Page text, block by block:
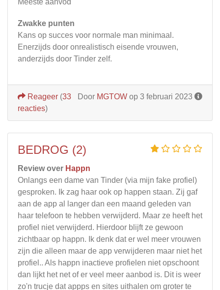
Zwakke punten
Kans op succes voor normale man minimaal.
Enerzijds door onrealistisch eisende vrouwen,
anderzijds door Tinder zelf.
Door MGTOW op 3 februari 2023
Reageer (33
reacties)
BEDROG (2)
Review over Happn
Onlangs een dame van Tinder (via mijn fake profiel)
gesproken. Ik zag haar ook op happen staan. Zij gaf
aan de app al langer dan een maand geleden van
haar telefoon te hebben verwijderd. Maar ze heeft het
profiel niet verwijderd. Hierdoor blijft ze gewoon
zichtbaar op happn. Ik denk dat er wel meer vrouwen
zijn die alleen maar de app verwijderen maar niet het
profiel.. Als happn inactieve profielen niet opschoont
dan lijkt het net of er veel meer aanbod is. Dit is weer
zo'n trucje dat appps en sites uithalen om groter te